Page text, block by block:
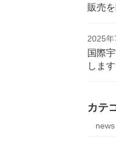
販売
2025年
国際
します
カテ
news